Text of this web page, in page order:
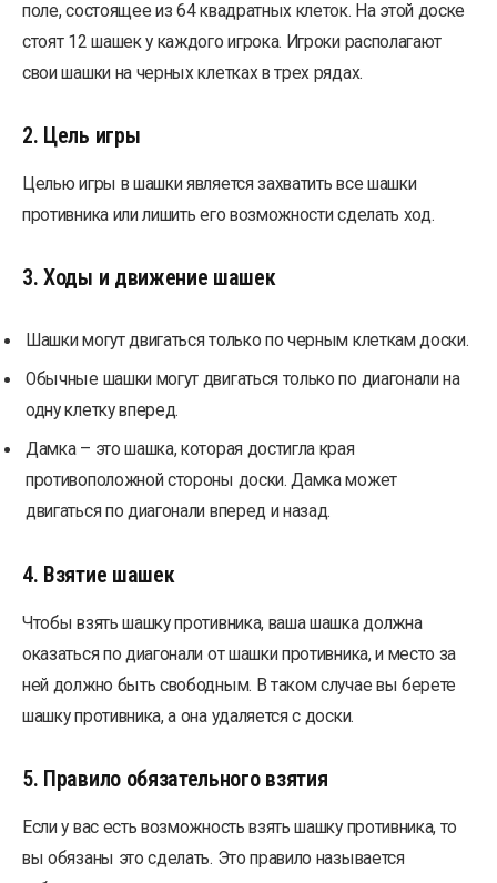
поле, состоящее из 64 квадратных клеток. На этой доске
стоят 12 шашек у каждого игрока. Игроки располагают
свои шашки на черных клетках в трех рядах.
2. Цель игры
Целью игры в шашки является захватить все шашки
противника или лишить его возможности сделать ход.
3. Ходы и движение шашек
Шашки могут двигаться только по черным клеткам доски.
Обычные шашки могут двигаться только по диагонали на
одну клетку вперед.
Дамка – это шашка, которая достигла края
противоположной стороны доски. Дамка может
двигаться по диагонали вперед и назад.
4. Взятие шашек
Чтобы взять шашку противника, ваша шашка должна
оказаться по диагонали от шашки противника, и место за
ней должно быть свободным. В таком случае вы берете
шашку противника, а она удаляется с доски.
5. Правило обязательного взятия
Если у вас есть возможность взять шашку противника, то
вы обязаны это сделать. Это правило называется